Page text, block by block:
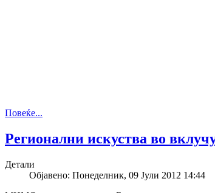
Повеќе...
Регионални искуства во
Детали
Објавено: Понеделник, 09 Јули 2012 14:44